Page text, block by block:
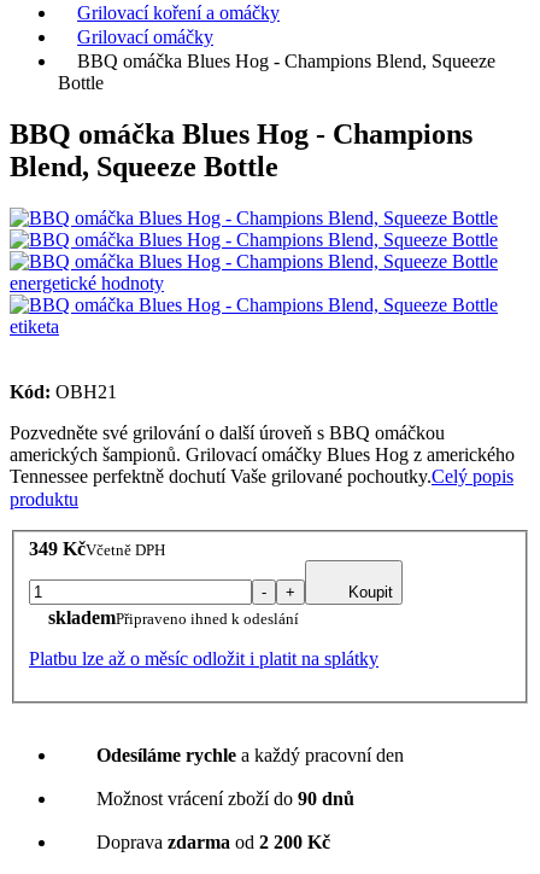
Grilovací koření a omáčky
Grilovací omáčky
BBQ omáčka Blues Hog - Champions Blend, Squeeze
Bottle
BBQ omáčka Blues Hog - Champions
Blend, Squeeze Bottle
Kód: OBH21
Pozvedněte své grilování o další úroveň s BBQ omáčkou
amerických šampionů. Grilovací omáčky Blues Hog z amerického
Tennessee perfektně dochutí Vaše grilované pochoutky.Celý popis
produktu
349 KčVčetně DPH
- + Koupit
sklademPřipraveno ihned k odeslání
Platbu lze až o měsíc odložit i platit na splátky
Odesíláme rychle a každý pracovní den
Možnost vrácení zboží do 90 dnů
Doprava zdarma od 2 200 Kč